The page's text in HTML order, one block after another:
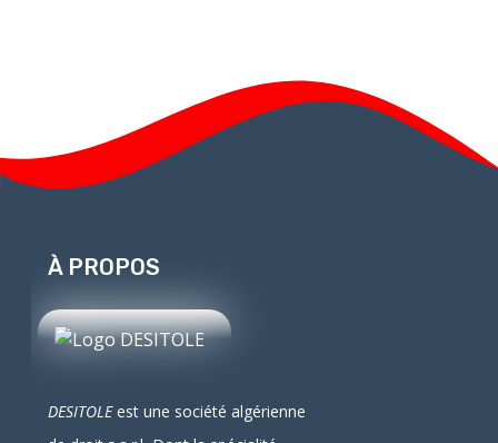
À PROPOS
DESITOLE est une société algérienne